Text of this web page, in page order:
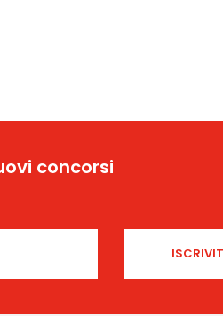
concorsi